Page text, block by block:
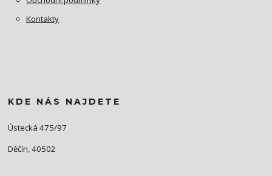
Kontakty
KDE NÁS NAJDETE
Ústecká 475/97
Děčín, 40502